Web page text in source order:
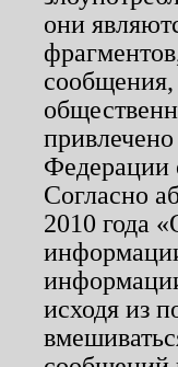
они
Федерации
Согласно
2010 года
исходя из